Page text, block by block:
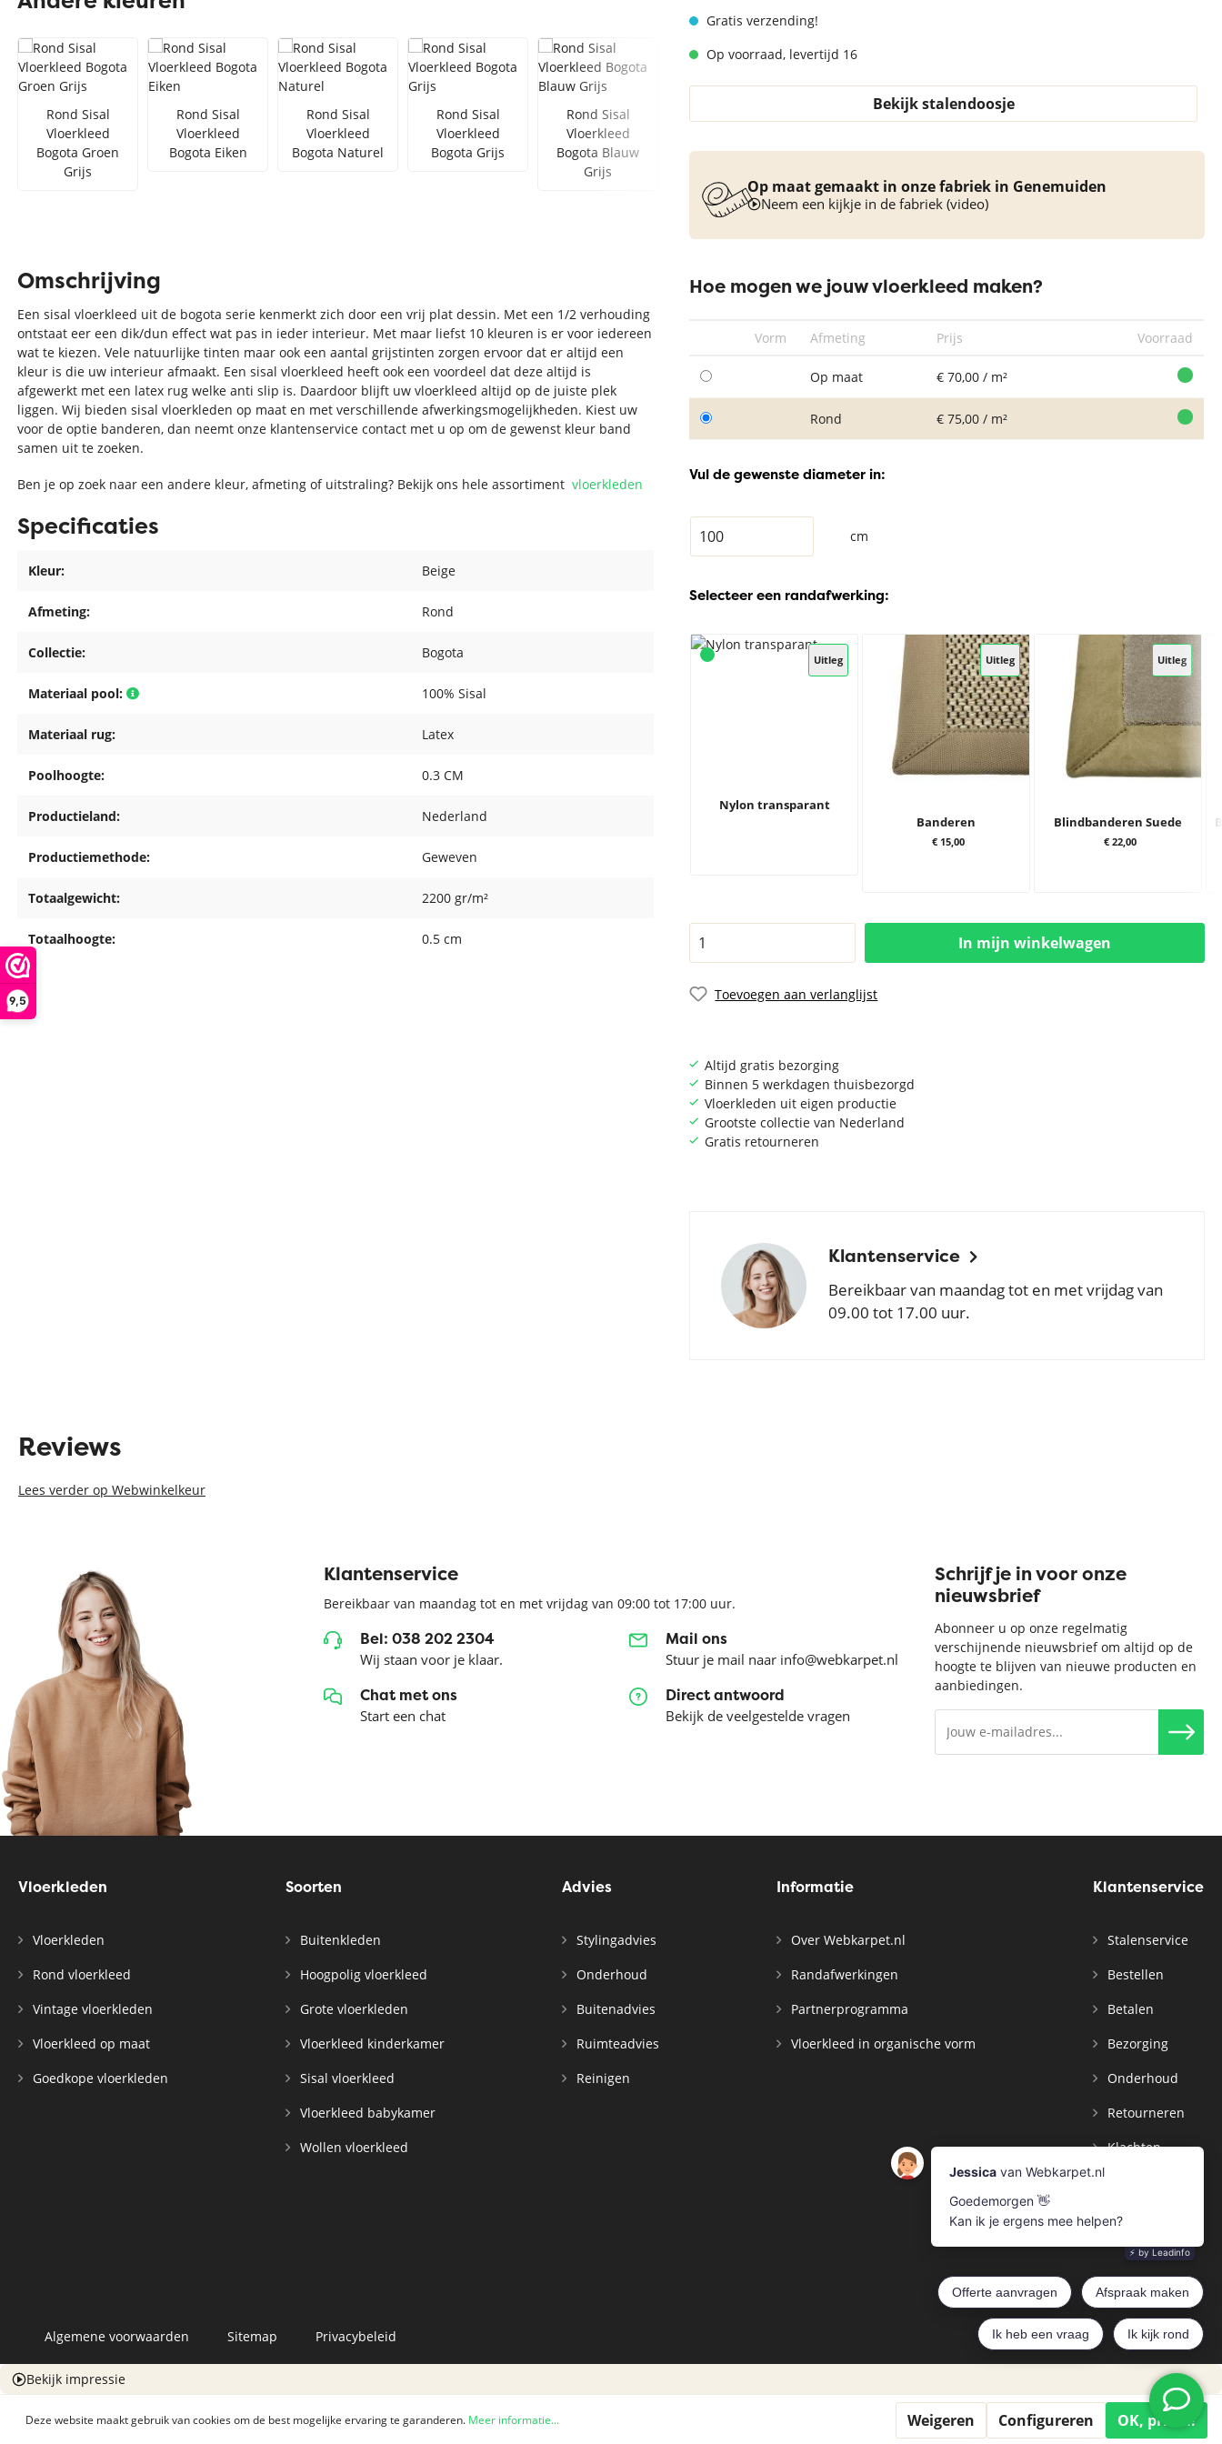
9,5
Vloerkleed zwart wit
Vloerkleed turquoise
Toon alles Kleuren
Toon alles Soorten
Toon alles Afmetingen
Toon alles Merken
Gratis verzending!
Op voorraad, levertijd 16
Bekijk stalendoosje
Op maat gemaakt in onze fabriek in Genemuiden
Neem een kijkje in de fabriek (video)
Hoe mogen we jouw vloerkleed maken?
Vorm Afmeting Prijs Voorraad
Op maat € 70,00 / m²
Rond € 75,00 / m²
Vul de gewenste diameter in:
cm
Selecteer een randafwerking:
Uitleg
Nylon transparant
Uitleg
Banderen
€ 15,00
Uitleg
Blindbanderen Suede
€ 22,00
In mijn winkelwagen
Toevoegen aan verlanglijst
Rond Sisal
Vloerkleed
Bogota Groen
Grijs
Rond Sisal
Vloerkleed
Bogota Eiken
Rond Sisal
Vloerkleed
Bogota Naturel
Rond Sisal
Vloerkleed
Bogota Grijs
Rond Sisal
Vloerkleed
Bogota Blauw
Grijs
Bogota Cognac
Altijd gratis bezorging
Binnen 5 werkdagen thuisbezorgd
Vloerkleden uit eigen productie
Grootste collectie van Nederland
Gratis retourneren
Klantenservice
Bereikbaar van maandag tot en met vrijdag van
09.00 tot 17.00 uur.
Omschrijving
Een sisal vloerkleed uit de bogota serie kenmerkt zich door een vrij plat dessin. Met een 1/2 verhouding
ontstaat eer een dik/dun effect wat pas in ieder interieur. Met maar liefst 10 kleuren is er voor iedereen
wat te kiezen. Vele natuurlijke tinten maar ook een aantal grijstinten zorgen ervoor dat er altijd een
kleur is die uw interieur afmaakt. Een sisal vloerkleed heeft ook een voordeel dat deze altijd is
afgewerkt met een latex rug welke anti slip is. Daardoor blijft uw vloerkleed altijd op de juiste plek
liggen. Wij bieden sisal vloerkleden op maat en met verschillende afwerkingsmogelijkheden. Kiest uw
voor de optie banderen, dan neemt onze klantenservice contact met u op om de gewenst kleur band
samen uit te zoeken.
Ben je op zoek naar een andere kleur, afmeting of uitstraling? Bekijk ons hele assortimentvloerkleden
Specificaties
Kleur: Beige
Afmeting: Rond
Collectie: Bogota
Materiaal pool: 100% Sisal
Materiaal rug: Latex
Poolhoogte: 0.3 CM
Productieland: Nederland
Productiemethode: Geweven
Totaalgewicht: 2200 gr/m²
Totaalhoogte: 0.5 cm
Reviews
Lees verder op Webwinkelkeur
Klantenservice
Bereikbaar van maandag tot en met vrijdag van 09:00 tot 17:00 uur.
Bel: 038 202 2304
Wij staan voor je klaar.
Mail ons
Stuur je mail naar info@webkarpet.nl
Chat met ons
Start een chat
Direct antwoord
Bekijk de veelgestelde vragen
Schrijf je in voor onze
nieuwsbrief
Abonneer u op onze regelmatig
verschijnende nieuwsbrief om altijd op de
hoogte te blijven van nieuwe producten en
aanbiedingen.
Vloerkleden
Vloerkleden
Rond vloerkleed
Vintage vloerkleden
Vloerkleed op maat
Goedkope vloerkleden
Soorten
Buitenkleden
Hoogpolig vloerkleed
Grote vloerkleden
Vloerkleed kinderkamer
Sisal vloerkleed
Vloerkleed babykamer
Wollen vloerkleed
Advies
Stylingadvies
Onderhoud
Buitenadvies
Ruimteadvies
Reinigen
Informatie
Over Webkarpet.nl
Randafwerkingen
Partnerprogramma
Vloerkleed in organische vorm
Klantenservice
Stalenservice
Bestellen
Betalen
Bezorging
Onderhoud
Retourneren
Klachten
Contact
Mijn Account
Algemene voorwaarden Sitemap Privacybeleid
Bekijk impressie
Deze website maakt gebruik van cookies om de best mogelijke ervaring te garanderen. Meer informatie... Weigeren Configureren OK, prima!